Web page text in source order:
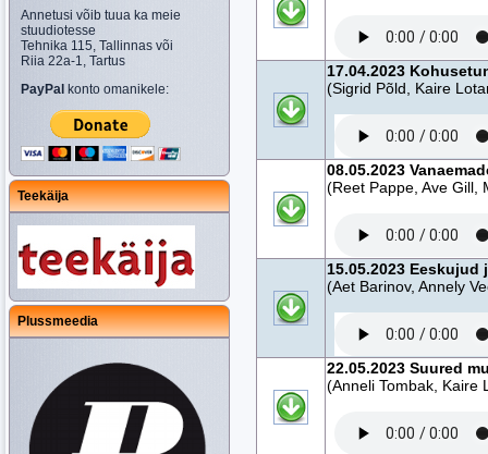
Annetusi võib tuua ka meie
stuudiotesse
Tehnika 115, Tallinnas või
Riia 22a-1, Tartus
PayPal konto omanikele:
Teekäija
Plussmeedia
17.04.2023
(Sigrid Põld, Kaire
08.05.2023
(Reet Pappe, Ave Gill,
15.05.2023 Eeskujud
(Aet Barinov, Annely
22.05.2023 Suured
(Anneli Tombak, Kaire